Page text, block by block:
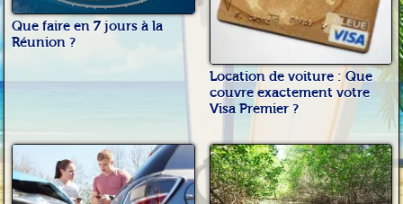
Que faire en 7 jours à la
Réunion ?
Location de voiture : Que
couvre exactement votre
Visa Premier ?